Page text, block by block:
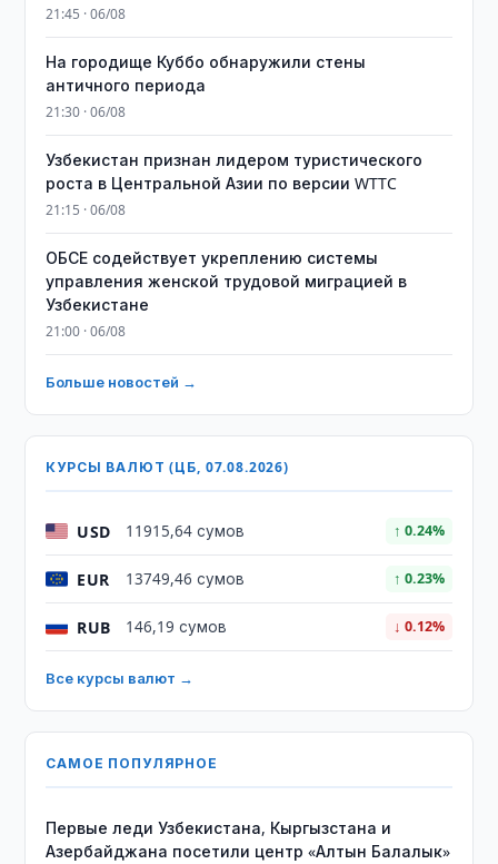
21:45 · 06/08
На городище Куббо обнаружили стены
античного периода
21:30 · 06/08
Узбекистан признан лидером туристического
роста в Центральной Азии по версии WTTC
21:15 · 06/08
ОБСЕ содействует укреплению системы
управления женской трудовой миграцией в
Узбекистане
21:00 · 06/08
Больше новостей →
КУРСЫ ВАЛЮТ (ЦБ, 07.08.2026)
USD 11915,64 сумов ↑ 0.24%
EUR 13749,46 сумов ↑ 0.23%
RUB 146,19 сумов ↓ 0.12%
Все курсы валют →
САМОЕ ПОПУЛЯРНОЕ
Первые леди Узбекистана, Кыргызстана и
Азербайджана посетили центр «Алтын Балалык»